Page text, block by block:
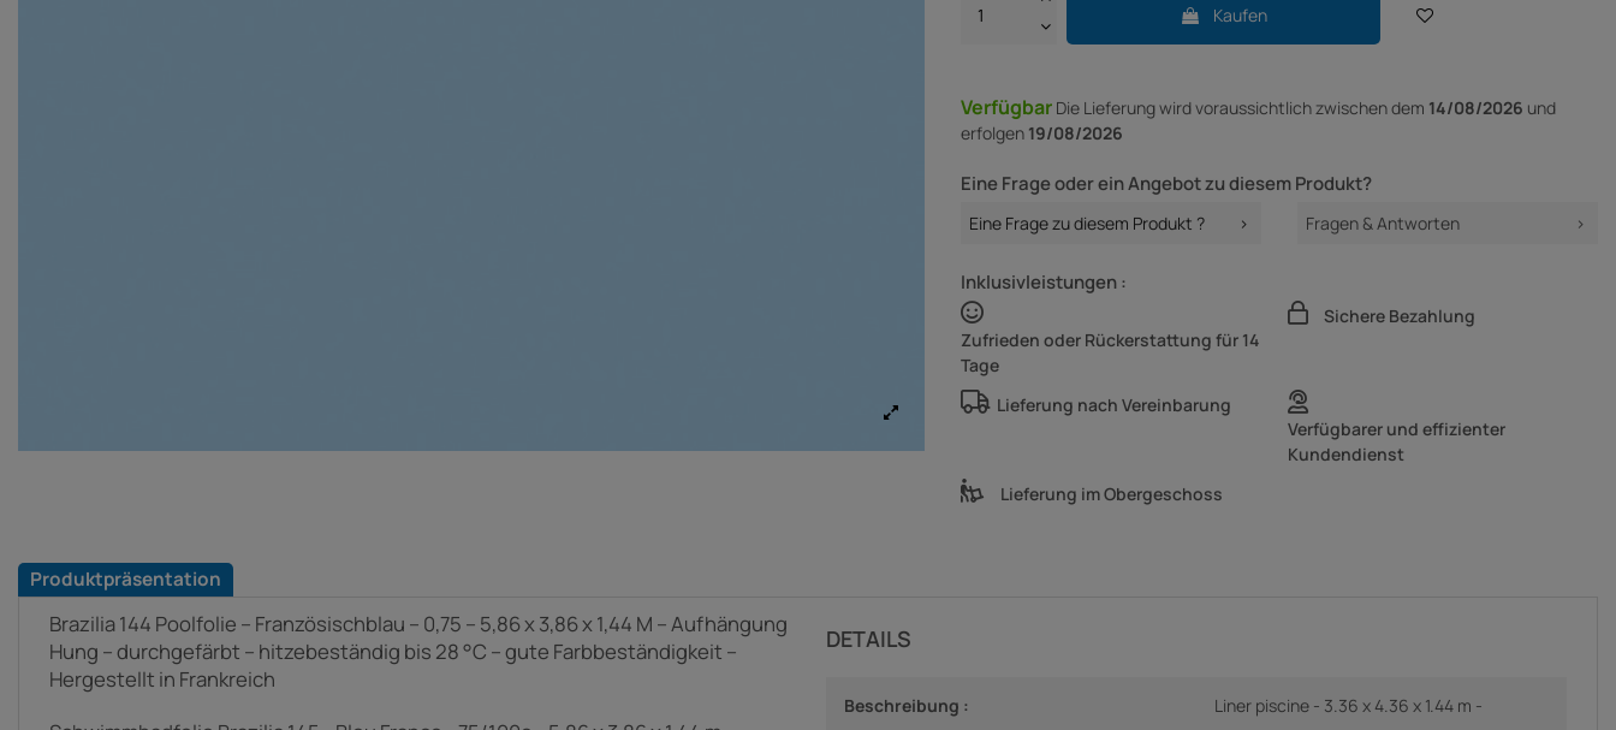
Kaufen
Verfügbar Die Lieferungwird voraussichtlich zwischen dem 14/08/2026 und
erfolgen 19/08/2026
Eine Frage oder ein Angebot zu diesem Produkt?
Eine Frage zu diesem Produkt ? Fragen & Antworten
Inklusivleistungen :
Zufrieden oder Rückerstattung für 14
Tage
Sichere Bezahlung
Lieferung nach Vereinbarung
Verfügbarer und effizienter
Kundendienst
Lieferung im Obergeschoss
Produktpräsentation
Brazilia 144 Poolfolie – Französischblau – 0,75 – 5,86 x 3,86 x 1,44 M – Aufhängung
Hung – durchgefärbt – hitzebeständig bis 28 °C – gute Farbbeständigkeit –
Hergestellt in Frankreich
DETAILS
Beschreibung :
Liner piscine - 3.36 x 4.36 x 1.44 m -